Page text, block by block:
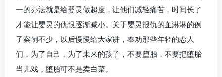
一的办法就是给婴灵做超度，让他们减轻痛苦，时间长了
才能让婴灵的仇恨逐渐减小。关于婴灵报仇的血淋淋的例
子案例不少，以后慢慢给大家讲，奉劝那些年轻的恋人
们，为了自己，为了未来的孩子，不要堕胎，不要把堕胎
当儿戏，堕胎可不是卖白菜。